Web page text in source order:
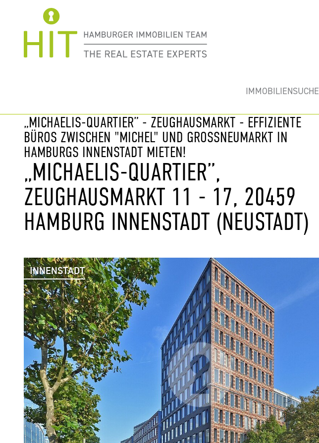
IMMOBILIENSUCHE
„MICHAELIS-QUARTIER” - ZEUGHAUSMARKT - EFFIZIENTE
BÜROS ZWISCHEN "MICHEL" UND GROSSNEUMARKT IN H
AMBURGS INNENSTADT MIETEN!
„MICHAELIS-QUARTIER”,
ZEUGHAUSMARKT 11 - 17, 20459
HAMBURG INNENSTADT (NEUSTADT)
INNENSTADT